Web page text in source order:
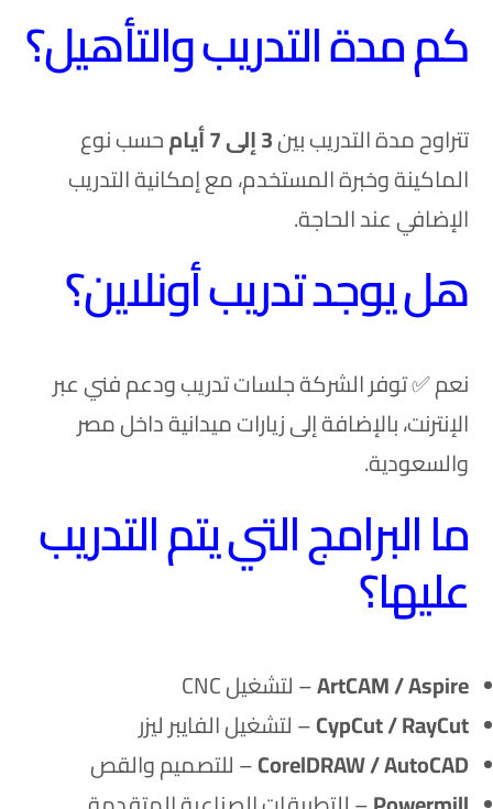
كم مدة التدريب والتأهيل؟
تتراوح مدة التدريب بين3 إلى 7 أيام
حسب نوع
الماكينة وخبرة المستخدم،مع إمكانية التدريب
الإضافي عند الحاجة.
هل يوجد تدريب أونلاين؟
نعم ✅توفر الشركة جلسات تدريب ودعم فني عبر
الإنترنت، بالإضافة إلى زيارات ميدانية داخل مصر
والسعودية.
ما البرامج التي يتم التدريب
عليها؟
ArtCAM / Aspire– لتشغيل CNC
CypCut / RayCut– لتشغيل الفايبر ليزر
CorelDRAW / AutoCAD– للتصميم والقص